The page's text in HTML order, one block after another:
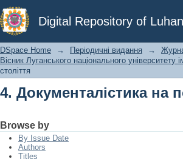
Digital Repository of
4. Документалістика на
DSpace Home → Періодичні видання →
Вісник Луганського національного
століття
4. Документалістика на
Browse by
By Issue Date
Authors
Titles